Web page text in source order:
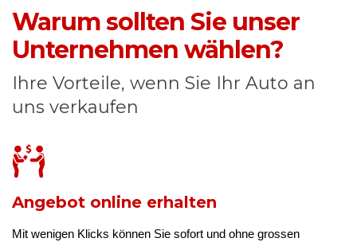
Warum sollten Sie unser
Unternehmen wählen?
Ihre Vorteile, wenn Sie Ihr Auto an
uns verkaufen
Angebot online erhalten
Mit wenigen Klicks können Sie sofort und ohne grossen